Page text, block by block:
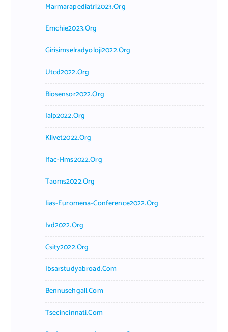
Marmarapediatri2023.org
Emchie2023.org
Girisimselradyoloji2022.org
Utcd2022.org
Biosensor2022.org
Ialp2022.org
Klivet2022.org
Ifac-Hms2022.org
Taoms2022.org
Iias-Euromena-Conference2022.org
Ivd2022.org
Csity2022.org
Ibsarstudyabroad.com
Bennusehgall.com
Tsecincinnati.com